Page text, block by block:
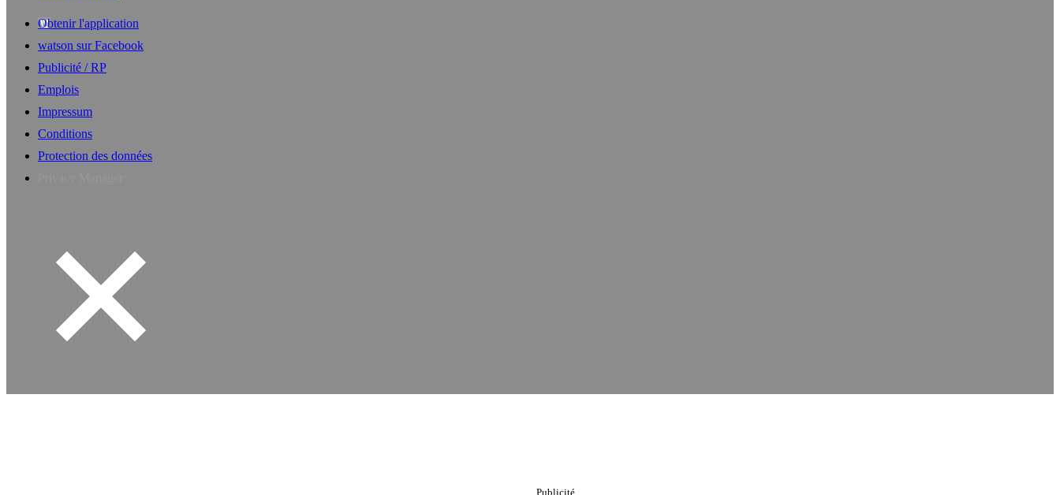
Obtenir l'application
watson sur Facebook
Publicité / RP
Emplois
Impressum
Conditions
Protection des données